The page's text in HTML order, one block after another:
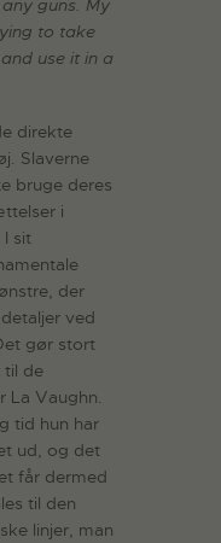
guns. My
to take
use it in a
direkte
Slaverne
bruge deres
i
sit
der
ved
gør stort
til de
La Vaughn.
tid hun har
ud, og det
får dermed
til den
linjer, man